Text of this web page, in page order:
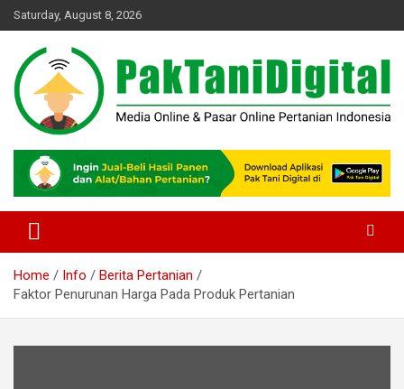
Skip
to
content
Saturday, August 8, 2026
Pak Tani Digital
Home Info
Berita Pertanian
Faktor Penurunan Harga Pada Produk Pertanian